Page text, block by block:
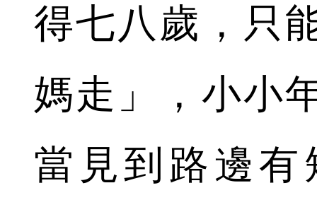
得七八歲，只
媽走」，小小
當見到路邊